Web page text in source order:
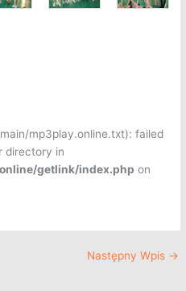
mp3play.online.txt): failed
directory in
getlink/index.php on
Następny Wpis →